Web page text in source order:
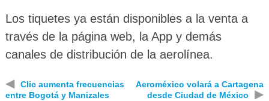
Los tiquetes ya están disponibles a la venta a
través de la página web, la App y demás
canales de distribución de la aerolínea.
◀
Clic aumenta frecuencias
entre Bogotá y Manizales
Aeroméxico volará a Cartagena
desde Ciudad de México
▶